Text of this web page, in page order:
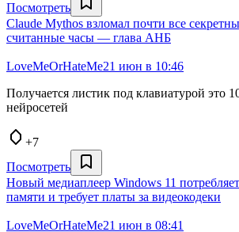
Посмотреть
Claude Mythos взломал почти все
считанные часы — глава АНБ
LoveMeOrHateMe21 июн в 10:46
Получается листик под клавиатурой это
нейросетей
+7
Посмотреть
Новый медиаплеер Windows 11
памяти и требует платы за видеокодеки
LoveMeOrHateMe21 июн в 08:41